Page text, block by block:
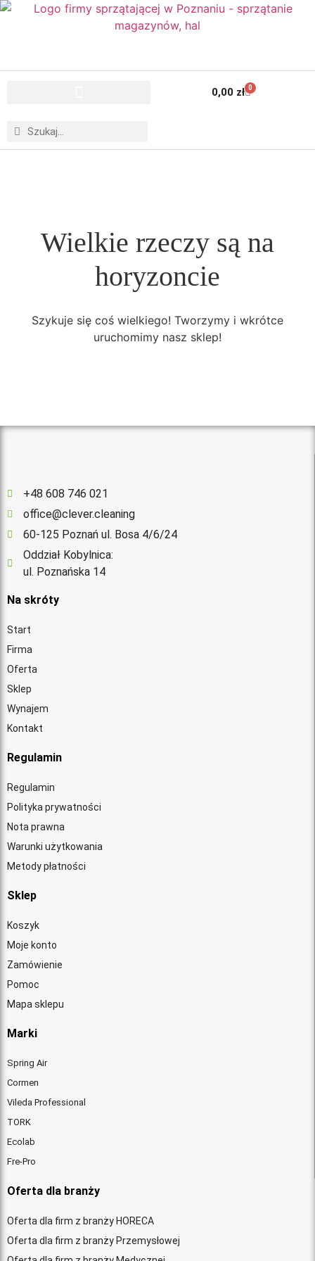
0,00 zł 0
Wielkie rzeczy są na
horyzoncie
Szykuje się coś wielkiego! Tworzymy i wkrótce
uruchomimy nasz sklep!
+48 608 746 021
office@clever.cleaning
60-125 Poznań ul. Bosa 4/6/24
Oddział Kobylnica:
ul. Poznańska 14
Na skróty
Start
Firma
Oferta
Sklep
Wynajem
Kontakt
Regulamin
Regulamin
Polityka prywatności
Nota prawna
Warunki użytkowania
Metody płatności
Sklep
Koszyk
Moje konto
Zamówienie
Pomoc
Mapa sklepu
Marki
Spring Air
Cormen
Vileda Professional
TORK
Ecolab
Fre-Pro
Oferta dla branży
Oferta dla firm z branży HORECA
Oferta dla firm z branży Przemysłowej